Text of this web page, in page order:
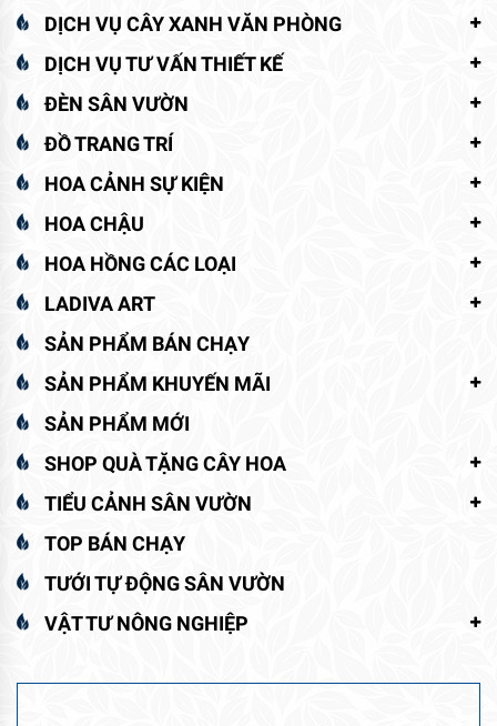
DỊCH VỤ CÂY XANH VĂN PHÒNG
DỊCH VỤ TƯ VẤN THIẾT KẾ
ĐÈN SÂN VƯỜN
ĐỒ TRANG TRÍ
HOA CẢNH SỰ KIỆN
HOA CHẬU
HOA HỒNG CÁC LOẠI
LADIVA ART
SẢN PHẨM BÁN CHẠY
SẢN PHẨM KHUYẾN MÃI
SẢN PHẨM MỚI
SHOP QUÀ TẶNG CÂY HOA
TIỂU CẢNH SÂN VƯỜN
TOP BÁN CHẠY
TƯỚI TỰ ĐỘNG SÂN VƯỜN
VẬT TƯ NÔNG NGHIỆP